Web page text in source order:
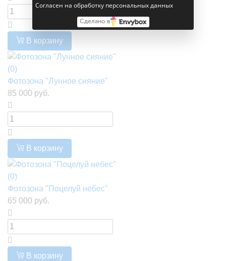
В корзину
(0)
Фотозона "Лунное сияние"
85 000 руб.
В корзину
(0)
Фотозона "Поцелуй небес"
65 000 руб.
В корзину
Согласен на обработку персональных данных
Сделано в